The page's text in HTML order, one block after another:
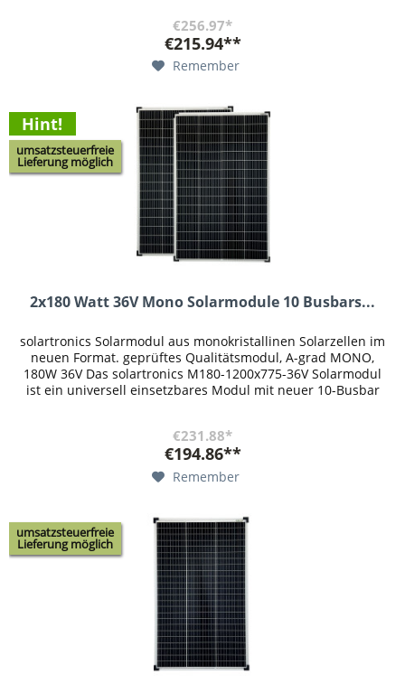
€256.97*
€215.94**
Remember
Hint!
umsatzsteuerfreie
Lieferung möglich
2x180 Watt 36V Mono Solarmodule 10 Busbars...
solartronics Solarmodul aus monokristallinen Solarzellen im
neuen Format. geprüftes Qualitätsmodul, A-grad MONO,
180W 36V Das solartronics M180-1200x775-36V Solarmodul
ist ein universell einsetzbares Modul mit neuer 10-Busbar
€231.88*
€194.86**
Remember
umsatzsteuerfreie
Lieferung möglich